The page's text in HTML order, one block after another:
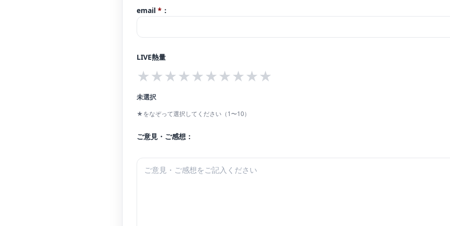
email * ：
LIVE熱量
★★★★★★★★★★
未選択
★をなぞって選択してください（1〜10）
ご意見・ご感想：